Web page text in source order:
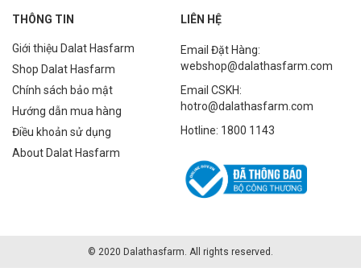
THÔNG TIN
Giới thiệu Dalat Hasfarm
Shop Dalat Hasfarm
Chính sách bảo mật
Hướng dẫn mua hàng
Điều khoản sử dụng
About Dalat Hasfarm
LIÊN HỆ
Email Đặt Hàng:
webshop@dalathasfarm.com
Email CSKH:
hotro@dalathasfarm.com
Hotline: 1800 1143
© 2020 Dalathasfarm. All rights reserved.